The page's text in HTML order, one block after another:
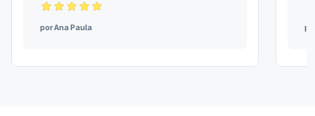
porAna Paula